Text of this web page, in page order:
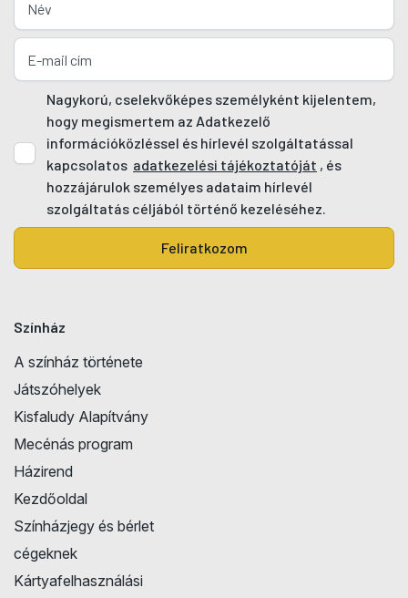
Nagykorú, cselekvőképes személyként kijelentem,
hogy megismertem az Adatkezelő
információközléssel és hírlevél szolgáltatással
kapcsolatos adatkezelési tájékoztatóját , és
hozzájárulok személyes adataim hírlevél
szolgáltatás céljából történő kezeléséhez.
Feliratkozom
Színház
A színház története
Játszóhelyek
Kisfaludy Alapítvány
Mecénás program
Házirend
Kezdőoldal
Színházjegy és bérlet
cégeknek
Kártyafelhasználási